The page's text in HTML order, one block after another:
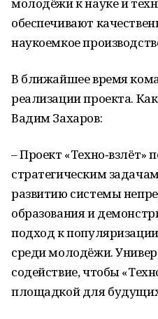
обеспечивают
наукоемкое
В ближайшее время
реализации проекта.
Вадим Захаров:
– Проект «Техно‑взлёт»
стратегическим
развитию системы
образования и
подход к
среди молодёжи.
содействие, чтобы
площадкой для